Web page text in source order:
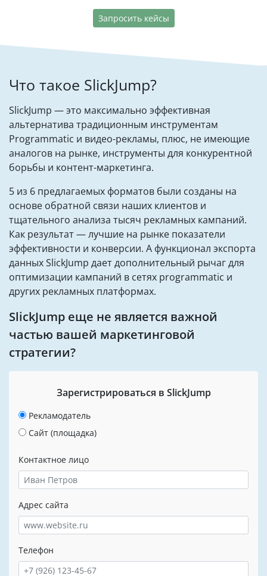
Запросить кейсы
Что такое SlickJump?
SlickJump — это максимально эффективная
альтернатива традиционным инструментам
Programmatic и видео-рекламы, плюс, не имеющие
аналогов на рынке, инструменты для конкурентной
борьбы и контент-маркетинга.
5 из 6 предлагаемых форматов были созданы на
основе обратной связи наших клиентов и
тщательного анализа тысяч рекламных кампаний.
Как результат — лучшие на рынке показатели
эффективности и конверсии. А функционал экспорта
данных SlickJump дает дополнительный рычаг для
оптимизации кампаний в сетях programmatic и
других рекламных платформах.
SlickJump еще не является важной
частью вашей маркетинговой
стратегии?
Зарегистрироваться в SlickJump
Рекламодатель
Сайт (площадка)
Контактное лицо
Адрес сайта
Телефон